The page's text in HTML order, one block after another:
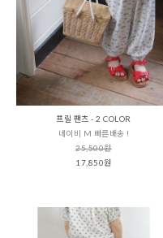
프릴 팬츠 - 2 COLOR
네이비 M 빠른배송 !
25,500원
17,850원